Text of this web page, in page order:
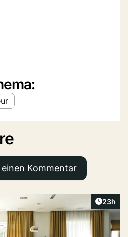
Kommentar
Artikel
23h